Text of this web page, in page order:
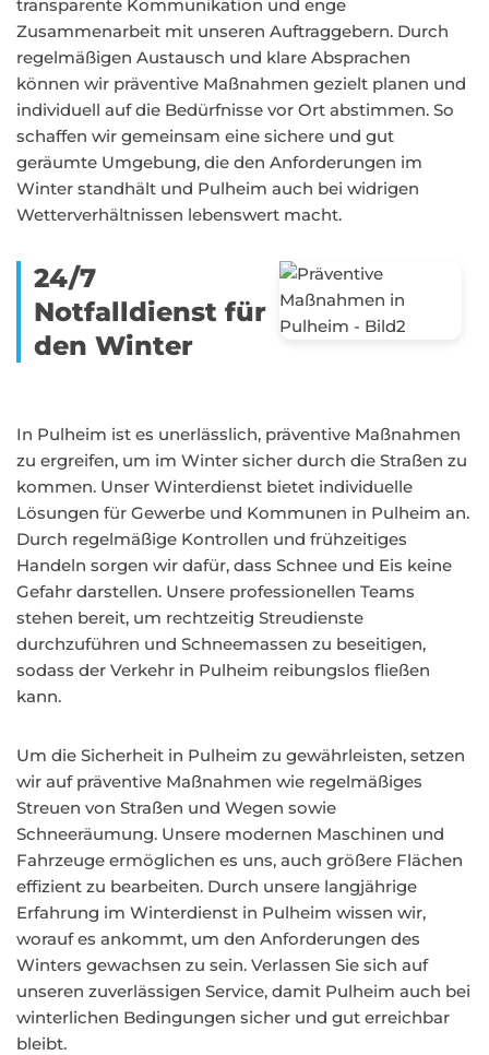
transparente Kommunikation und enge
Zusammenarbeit mit unseren Auftraggebern. Durch
regelmäßigen Austausch und klare Absprachen
können wir präventive Maßnahmen gezielt planen und
individuell auf die Bedürfnisse vor Ort abstimmen. So
schaffen wir gemeinsam eine sichere und gut
geräumte Umgebung, die den Anforderungen im
Winter standhält und Pulheim auch bei widrigen
Wetterverhältnissen lebenswert macht.
24/7
Notfalldienst für
den Winter
In Pulheim ist es unerlässlich, präventive Maßnahmen
zu ergreifen, um im Winter sicher durch die Straßen zu
kommen. Unser Winterdienst bietet individuelle
Lösungen für Gewerbe und Kommunen in Pulheim an.
Durch regelmäßige Kontrollen und frühzeitiges
Handeln sorgen wir dafür, dass Schnee und Eis keine
Gefahr darstellen. Unsere professionellen Teams
stehen bereit, um rechtzeitig Streudienste
durchzuführen und Schneemassen zu beseitigen,
sodass der Verkehr in Pulheim reibungslos fließen
kann.
Um die Sicherheit in Pulheim zu gewährleisten, setzen
wir auf präventive Maßnahmen wie regelmäßiges
Streuen von Straßen und Wegen sowie
Schneeräumung. Unsere modernen Maschinen und
Fahrzeuge ermöglichen es uns, auch größere Flächen
effizient zu bearbeiten. Durch unsere langjährige
Erfahrung im Winterdienst in Pulheim wissen wir,
worauf es ankommt, um den Anforderungen des
Winters gewachsen zu sein. Verlassen Sie sich auf
unseren zuverlässigen Service, damit Pulheim auch bei
winterlichen Bedingungen sicher und gut erreichbar
bleibt.